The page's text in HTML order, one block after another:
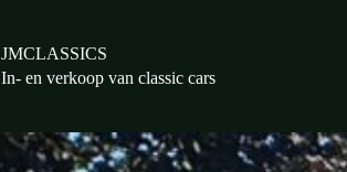
JMCLASSICS
In- en verkoop van classic cars